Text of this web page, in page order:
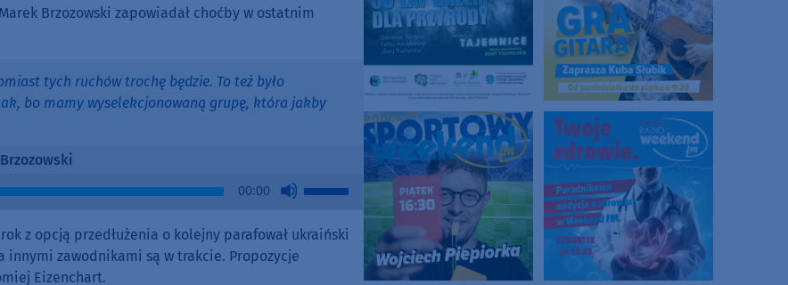
Brzozowski zapowiadał choćby w ostatnim
tych ruchów trochę będzie. To też było
bo mamy wyselekcjonowaną grupę, która jakby
00:00
Use
Up/Down
Arrow
z opcją przedłużenia o kolejny parafował ukraiński
innymi zawodnikami są w trakcie. Propozycje
Eizenchart.